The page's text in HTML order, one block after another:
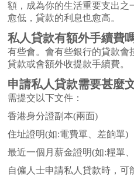
額，成為你的生活重要支出之
愈低，貸款的利息也愈高。
私人貸款有額外手續費
有些會。會有些銀行的貸款會
貸款或會額外收提款手續費。
申請私人貸款需要甚麼
需提交以下文件：
香港身分證副本(兩面)
住址證明(如:電費單、差餉單)
最近一個月薪金證明(如:糧單
自僱人士申請私人貸款時，